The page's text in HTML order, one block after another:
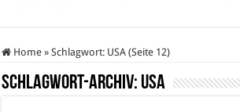
Home » Schlagwort: USA (Seite 12)
Schlagwort-Archiv: USA